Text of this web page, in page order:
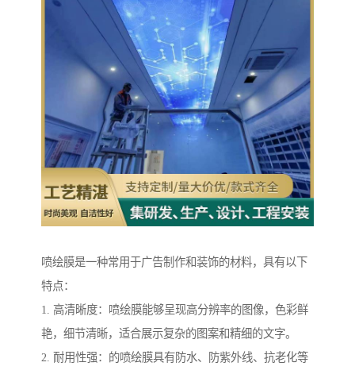
喷绘膜是一种常用于广告制作和装饰的材料，具有以下
特点：
1. 高清晰度：喷绘膜能够呈现高分辨率的图像，色彩鲜
艳，细节清晰，适合展示复杂的图案和精细的文字。
2. 耐用性强：的喷绘膜具有防水、防紫外线、抗老化等